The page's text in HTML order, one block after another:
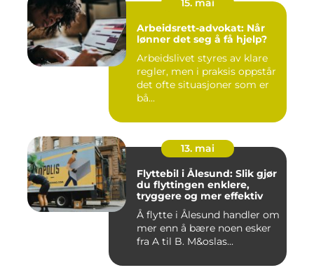
15. mai
Arbeidsrett-advokat: Når
lønner det seg å få hjelp?
Arbeidslivet styres av klare
regler, men i praksis oppstår
det ofte situasjoner som er
bå...
13. mai
Flyttebil i Ålesund: Slik gjør
du flyttingen enklere,
tryggere og mer effektiv
Å flytte i Ålesund handler om
mer enn å bære noen esker
fra A til B. M&oslas...